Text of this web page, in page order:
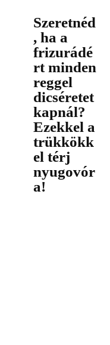
Szeretnéd
, ha a
frizurádé
rt minden
reggel
dicséretet
kapnál?
Ezekkel a
trükkökk
el térj
nyugovór
a!